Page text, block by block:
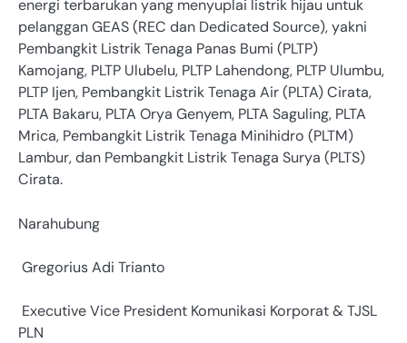
energi terbarukan yang menyuplai listrik hijau untuk
pelanggan GEAS (REC dan Dedicated Source), yakni
Pembangkit Listrik Tenaga Panas Bumi (PLTP)
Kamojang, PLTP Ulubelu, PLTP Lahendong, PLTP Ulumbu,
PLTP Ijen, Pembangkit Listrik Tenaga Air (PLTA) Cirata,
PLTA Bakaru, PLTA Orya Genyem, PLTA Saguling, PLTA
Mrica, Pembangkit Listrik Tenaga Minihidro (PLTM)
Lambur, dan Pembangkit Listrik Tenaga Surya (PLTS)
Cirata.
Narahubung
Gregorius Adi Trianto
Executive Vice President Komunikasi Korporat & TJSL
PLN